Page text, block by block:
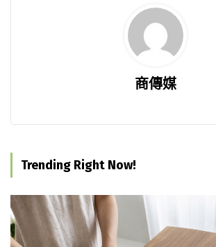
商傳媒
Trending Right Now!